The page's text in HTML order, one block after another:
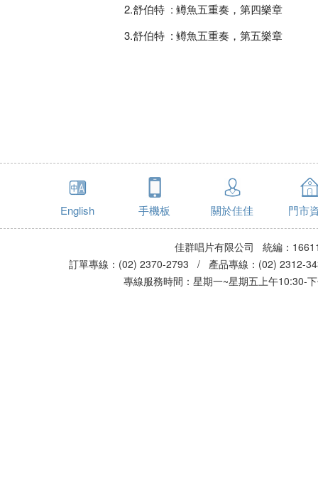
2.舒伯特 : 鳟魚五重奏，第四樂章
3.舒伯特 : 鳟魚五重奏，第五樂章
English 手機板 關於佳佳 門市
佳群唱片有限公司 統編：
訂單專線：(02) 2370-2793 / 產品專線：(02)
專線服務時間：星期一~星期五上午10:30-